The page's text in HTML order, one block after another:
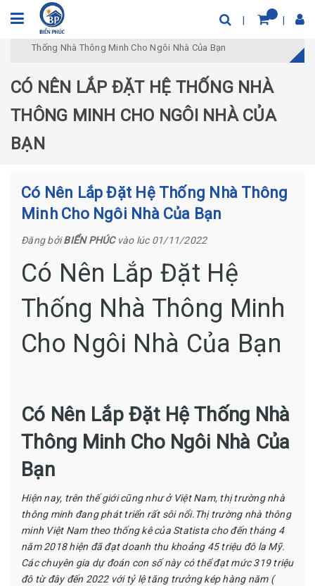
Trang chủ
Thống Nhà Thông Minh Cho Ngôi Nhà Của Bạn
CÓ NÊN LẮP ĐẶT HỆ THỐNG NHÀ
THÔNG MINH CHO NGÔI NHÀ CỦA
BẠN
Có Nên Lắp Đặt Hệ Thống Nhà Thông
Minh Cho Ngôi Nhà Của Bạn
Đăng bởiBIỂN PHÚCvào lúc 01/11/2022
Có Nên Lắp Đặt Hệ
Thống Nhà Thông Minh
Cho Ngôi Nhà Của Bạn
Có Nên Lắp Đặt Hệ Thống Nhà
Thông Minh Cho Ngôi Nhà Của
Bạn
Hiện nay, trên thế giới cũng như ở Việt Nam, thị trường nhà
thông minh đang phát triển rất sôi nổi.Thị trường nhà thông
minh Việt Nam theo thống kê của Statista cho đến tháng 4
năm 2018 hiện đã đạt doanh thu khoảng 45 triệu đô la Mỹ.
Các chuyên gia dự đoán con số này có thể đạt mức 319 triệu
đô từ đây đến 2022 với tỷ lệ tăng trưởng kép hàng năm (